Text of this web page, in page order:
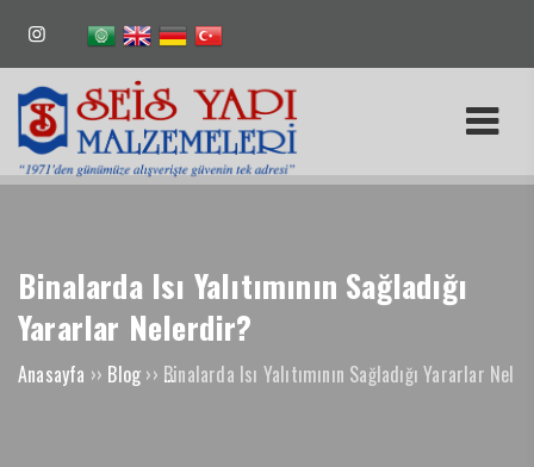
Binalarda Isı Yalıtımının Sağladığı
Yararlar Nelerdir?
Anasayfa ›› Blog ›› Binalarda Isı Yalıtımının Sağladığı Yararlar